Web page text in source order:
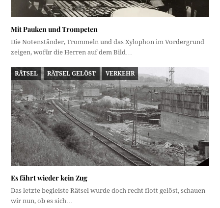
Mit Pauken und Trompeten
Die Notenständer, Trommeln und das Xylophon im Vordergrund
zeigen, wofür die Herren auf dem Bild…
RÄTSEL RÄTSEL GELÖST VERKEHR
Es fährt wieder kein Zug
Das letzte begleiste Rätsel wurde doch recht flott gelöst, schauen
wir nun, ob es sich…